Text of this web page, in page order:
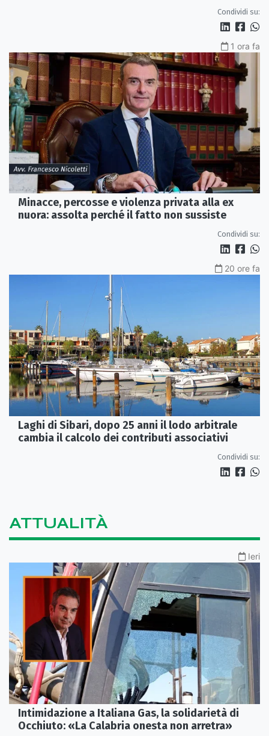
Condividi su:
1 ora fa
Minacce, percosse e violenza privata alla ex
nuora: assolta perché il fatto non sussiste
Condividi su:
20 ore fa
Laghi di Sibari, dopo 25 anni il lodo arbitrale
cambia il calcolo dei contributi associativi
Condividi su:
ATTUALITÀ
Ieri
Intimidazione a Italiana Gas, la solidarietà di
Occhiuto: «La Calabria onesta non arretra»